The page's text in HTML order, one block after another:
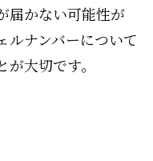
届かない可能性が
ルナンバーについて
大切です。